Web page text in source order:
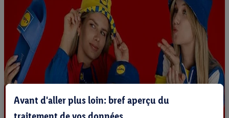
Avant d'aller plus loin: bref aperçu du